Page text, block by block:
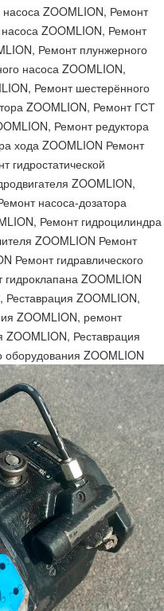
ZOOMLION, Ремонт
ZOOMLION, Ремонт
Ремонт плунжерного
насоса ZOOMLION,
Ремонт шестерённого
ZOOMLION, Ремонт ГСТ
Ремонт редуктора
хода ZOOMLION Ремонт
гидростатической
ZOOMLION,
насоса-дозатора
Ремонт гидроцилиндра
ZOOMLION Ремонт
Ремонт гидравлического
ZOOMLION
ZOOMLION,
ZOOMLION, ремонт
Реставрация
оборудования ZOOMLION